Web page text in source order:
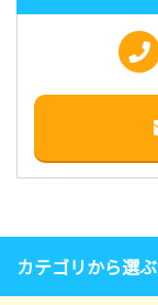
カテゴリから選ぶ